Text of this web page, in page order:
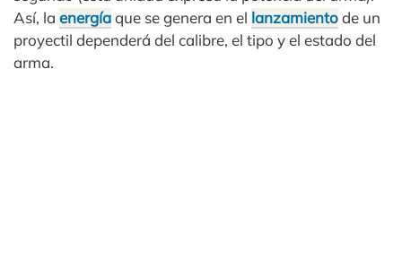
Así, la energíaque se genera en el lanzamientode un
proyectil dependerá del calibre, el tipo y el estado del
arma.